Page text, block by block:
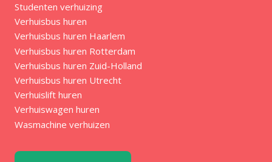
Studenten verhuizing
Verhuisbus huren
Verhuisbus huren Haarlem
Verhuisbus huren Rotterdam
Verhuisbus huren Zuid-Holland
Verhuisbus huren Utrecht
Verhuislift huren
Verhuiswagen huren
Wasmachine verhuizen